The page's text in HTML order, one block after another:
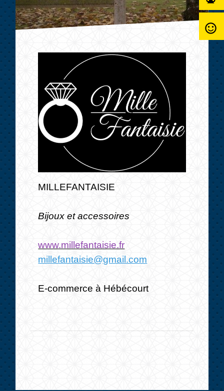
MILLEFANTAISIE
Bijoux et accessoires
www.millefantaisie.fr
millefantaisie@gmail.com
E-commerce à Hébécourt
sentiment_satisfied_alt